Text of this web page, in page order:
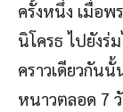
ครั้งหนึ่ง เมื่อพ
นิโครธ ไปยังร่
คราวเดียวกัน
หนาวตลอด 7